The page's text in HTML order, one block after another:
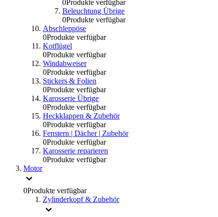
0Produkte verfügbar
Beleuchtung Übrige
0Produkte verfügbar
Abschleppöse
0Produkte verfügbar
Kotflügel
0Produkte verfügbar
Windabweiser
0Produkte verfügbar
Stickers & Folien
0Produkte verfügbar
Karosserie Übrige
0Produkte verfügbar
Heckklappen & Zubehör
0Produkte verfügbar
Fenstern | Dächer | Zubehör
0Produkte verfügbar
Karosserie reparieren
0Produkte verfügbar
Motor
0Produkte verfügbar
Zylinderkopf & Zubehör